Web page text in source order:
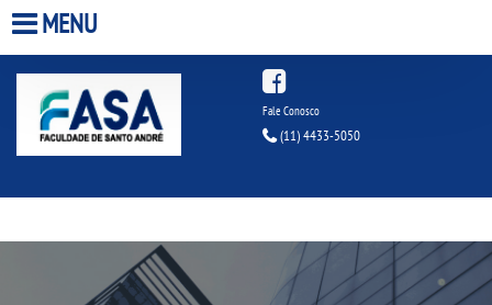
HOME
A FACULDADE
QUEM SOMOS
MENU
Fale Conosco
(11) 4433-5050